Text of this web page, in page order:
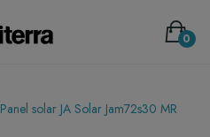
0
Panel solar JA Solar Jam72s30 MR